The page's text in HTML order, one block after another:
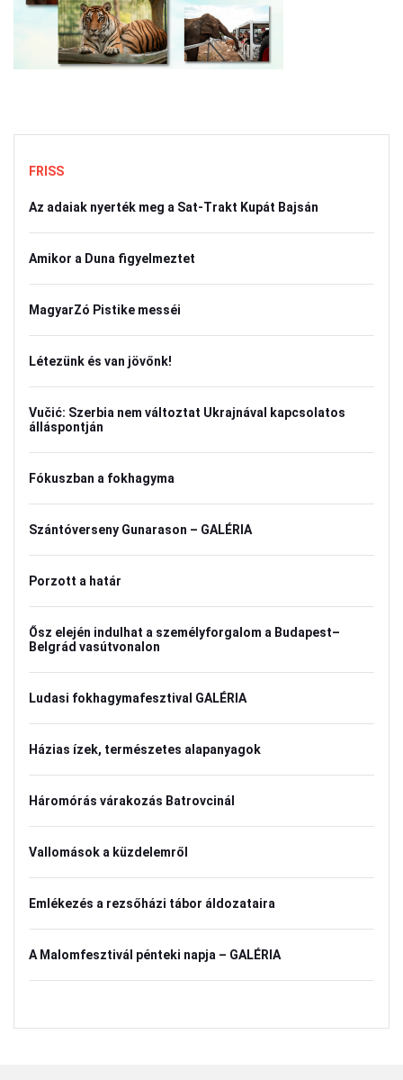
FRISS
Az adaiak nyerték meg a Sat-Trakt Kupát Bajsán
Amikor a Duna figyelmeztet
MagyarZó Pistike messéi
Létezünk és van jövőnk!
Vučić: Szerbia nem változtat Ukrajnával kapcsolatos
álláspontján
Fókuszban a fokhagyma
Szántóverseny Gunarason – GALÉRIA
Porzott a határ
Ősz elején indulhat a személyforgalom a Budapest–
Belgrád vasútvonalon
Ludasi fokhagymafesztival GALÉRIA
Házias ízek, természetes alapanyagok
Háromórás várakozás Batrovcinál
Vallomások a küzdelemről
Emlékezés a rezsőházi tábor áldozataira
A Malomfesztivál pénteki napja – GALÉRIA